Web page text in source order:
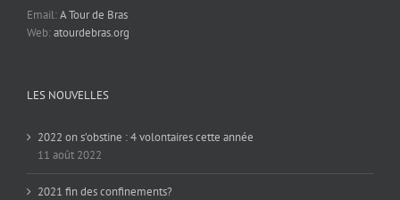
Email:A Tour de Bras
Web:atourdebras.org
LES NOUVELLES
2022 on s’obstine : 4 volontaires cette année
11 août 2022
2021 fin des confinements?